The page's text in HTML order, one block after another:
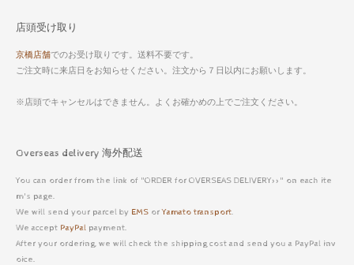
店頭受け取り
京橋店舗でのお受け取りです。送料不要です。
ご注文時に来店日をお知らせください。注文から７日以内にお願いします。
※店頭でキャンセルはできません。よくお確かめの上でご注文ください。
Overseas delivery 海外配送
You can order from the link of "ORDER for OVERSEAS DELIVERY>>" on each ite
m's page.
We will send your parcel by EMS orYamato transport.
We accept PayPal payment.
After your ordering, we will check the shipping cost and send you a PayPal inv
oice.